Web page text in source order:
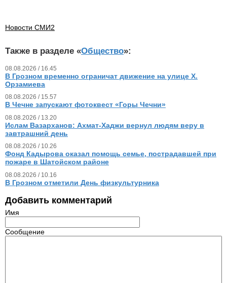
Новости СМИ2
Также в разделе «Общество»:
08.08.2026 / 16.45
В Грозном временно ограничат движение на улице Х.
Орзамиева
08.08.2026 / 15.57
В Чечне запускают фотоквест «Горы Чечни»
08.08.2026 / 13.20
Ислам Вазарханов: Ахмат-Хаджи вернул людям веру в
завтрашний день
08.08.2026 / 10.26
Фонд Кадырова оказал помощь семье, пострадавшей при
пожаре в Шатойском районе
08.08.2026 / 10.16
В Грозном отметили День физкультурника
Добавить комментарий
Имя
Сообщение